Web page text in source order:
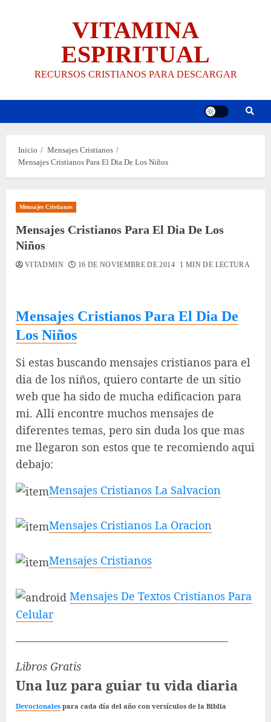
VITAMINA
ESPIRITUAL
RECURSOS CRISTIANOS PARA DESCARGAR
Inicio
Mensajes Cristianos
Mensajes Cristianos Para El Dia De Los Niños
Mensajes Cristianos
Mensajes Cristianos Para El Dia De Los
Niños
VITADMIN 16 DE NOVIEMBRE DE 2014 1 MIN DE LECTURA
Mensajes Cristianos Para El Dia De
Los Niños
Si estas buscando mensajes cristianos para el
dia de los niños, quiero contarte de un sitio
web que ha sido de mucha edificacion para
mi. Alli encontre muchos mensajes de
diferentes temas, pero sin duda los que mas
me llegaron son estos que te recomiendo aqui
debajo:
Mensajes Cristianos La Salvacion
Mensajes Cristianos La Oracion
Mensajes Cristianos
Mensajes De Textos Cristianos Para
Celular
———————————————————–
Libros Gratis
Una luz para guiar tu vida diaria
Devocionales para cada día del año con versículos de la Biblia